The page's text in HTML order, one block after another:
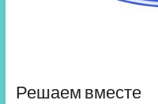
Решаем вместе